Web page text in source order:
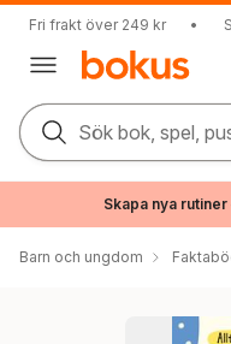
Fri frakt över 249 kr •
Sök bok, spel,
Skapa nya
Barn och ungdom